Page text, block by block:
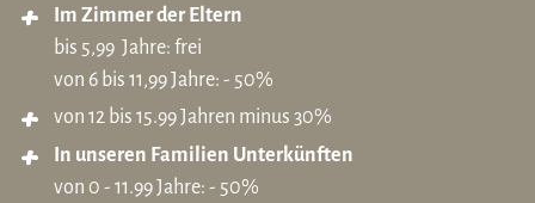
Im Zimmer der Eltern
bis 5,99 Jahre: frei
von 6 bis 11,99 Jahre: - 50%
von 12 bis 15.99 Jahren minus 30%
In unseren Familien Unterkünften
von 0 - 11.99 Jahre: - 50%